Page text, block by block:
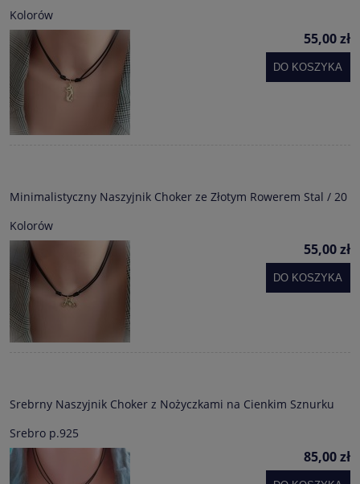
Kolorów
55,00 zł
DO KOSZYKA
Minimalistyczny Naszyjnik Choker ze Złotym Rowerem Stal / 20
Kolorów
55,00 zł
DO KOSZYKA
Srebrny Naszyjnik Choker z Nożyczkami na Cienkim Sznurku
Srebro p.925
85,00 zł